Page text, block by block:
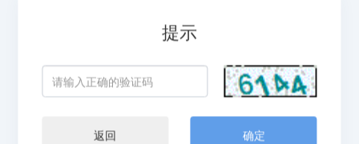
提示
返回 确定